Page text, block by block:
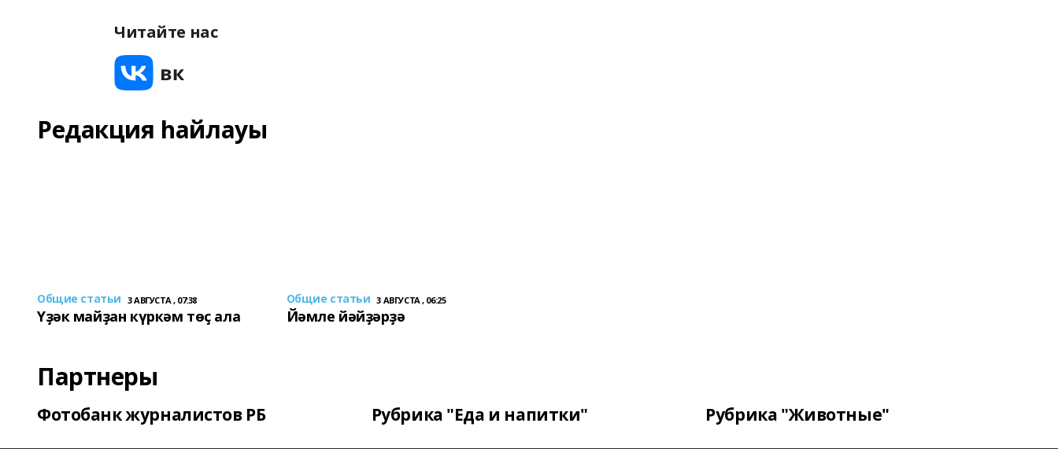
Читайте нас
Редакция һайлауы
Общие статьи 3 АВГУСТА , 07:38
Үҙәк майҙан күркәм төҫ ала
Общие статьи 3 АВГУСТА , 06:25
Йәмле йәйҙәрҙә
Партнеры
Фотобанк журналистов РБ Рубрика "Еда и напитки" Рубрика "Животные"